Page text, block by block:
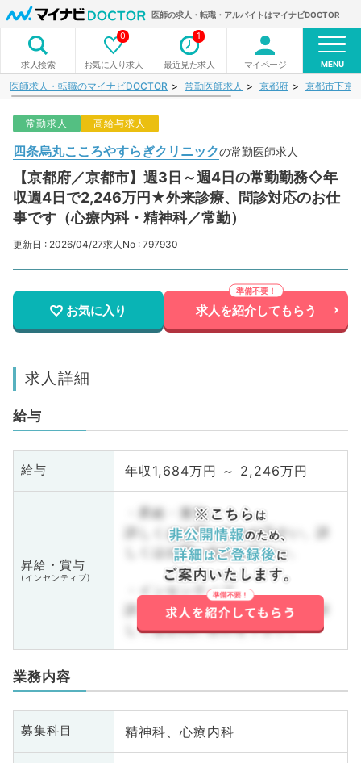
医師の求人・転職・アルバイトはマイナビDOCTOR
求人検索 お気に入り求人
0
最近見た求人
1
マイページ MENU
医師求人・転職のマイナビDOCTOR 常勤医師求人 京都府 京都市下京
常勤求人 高給与求人
四条烏丸こころやすらぎクリニックの常勤医師求人
【京都府／京都市】週3日～週4日の常勤勤務◇年
収週4日で2,246万円★外来診療、問診対応のお仕
事です（心療内科・精神科／常勤）
更新日 : 2026/04/27求人No : 797930
お気に入り 求人を紹介してもらう
求人詳細
給与
給与 年収1,684万円 ～ 2,246万円
昇給・賞与
(インセンティブ)
・昇給・賞与
詳しくはお問い合わせ下さい。詳
しくはお問い合わせ下さい。
・インセンティブ
詳しくはお問い合わせ下さい。詳
しくはお問い合わせ下さい。
業務内容
募集科目 精神科、心療内科